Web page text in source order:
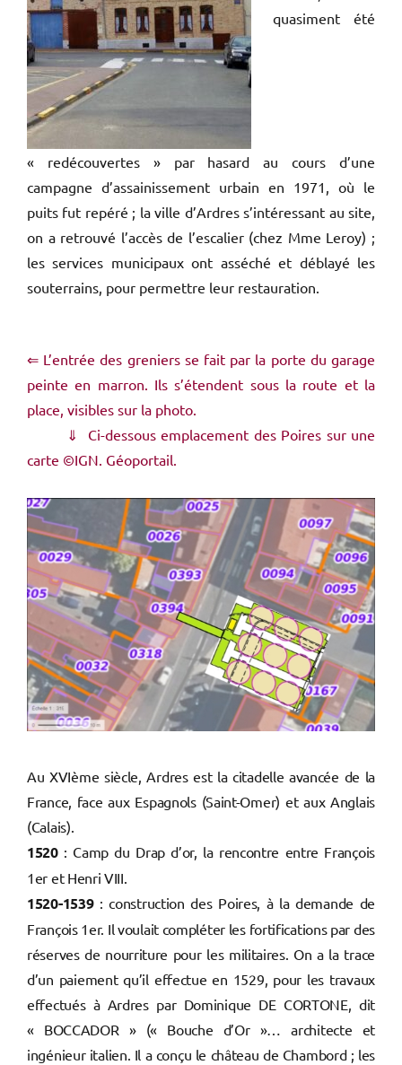
quasiment été
« redécouvertes » par hasard au cours d’une
campagne d’assainissement urbain en 1971, où le
puits fut repéré ; la ville d’Ardres s’intéressant au site,
on a retrouvé l’accès de l’escalier (chez Mme Leroy) ;
les services municipaux ont asséché et déblayé les
souterrains, pour permettre leur restauration.
⇐ L’entrée des greniers se fait par la porte du garage
peinte en marron. Ils s’étendent sous la route et la
place, visibles sur la photo.
⇓ Ci-dessous emplacement des Poires sur une
carte ©IGN. Géoportail.
Au XVIème siècle, Ardres est la citadelle avancée de la
France, face aux Espagnols (Saint-Omer) et aux Anglais
(Calais).
1520: Camp du Drap d’or, la rencontre entre François
1er et Henri VIII.
1520-1539: construction des Poires, à la demande de
François 1er. Il voulait compléter les fortifications par des
réserves de nourriture pour les militaires. On a la trace
d’un paiement qu’il effectue en 1529, pour les travaux
effectués à Ardres par Dominique DE CORTONE, dit
« BOCCADOR » (« Bouche d’Or »… architecte et
ingénieur italien. Il a conçu le château de Chambord ; les